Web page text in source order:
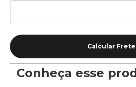
Conheça esse